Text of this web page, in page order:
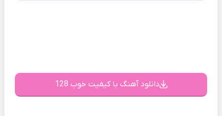
دانلود آهنگ با کیفیت خوب 128